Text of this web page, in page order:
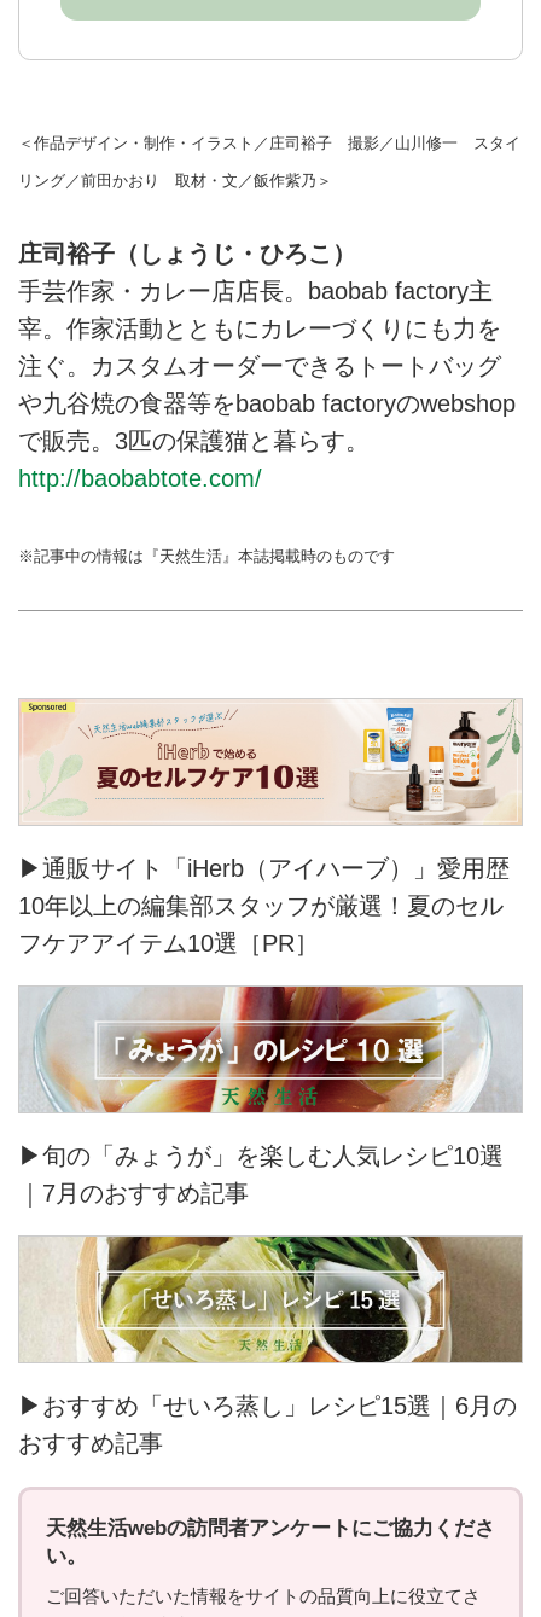
＜作品デザイン・制作・イラスト／庄司裕子 撮影／山川修一 スタイ
リング／前田かおり 取材・文／飯作紫乃＞
庄司裕子（しょうじ・ひろこ）
手芸作家・カレー店店長。baobab factory主
宰。作家活動とともにカレーづくりにも力を
注ぐ。カスタムオーダーできるトートバッグ
や九谷焼の食器等をbaobab factoryのwebshop
で販売。3匹の保護猫と暮らす。
http://baobabtote.com/
※記事中の情報は『天然生活』本誌掲載時のものです
▶通販サイト「iHerb（アイハーブ）」愛用歴
10年以上の編集部スタッフが厳選！夏のセル
フケアアイテム10選［PR］
▶旬の「みょうが」を楽しむ人気レシピ10選
｜7月のおすすめ記事
▶おすすめ「せいろ蒸し」レシピ15選｜6月の
おすすめ記事